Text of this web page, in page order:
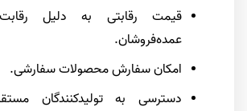
قیمت رقابتی به دلیل
عمده‌فروشان.
امکان سفارش محصولات سفارشی.
دسترسی به تولیدکنندگان